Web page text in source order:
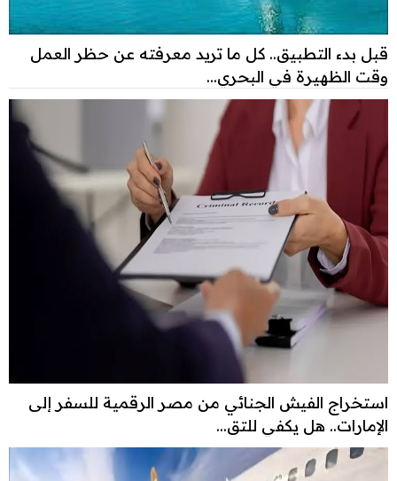
قبل بدء التطبيق.. كل ما تريد معرفته عن حظر العمل
وقت الظهيرة في البحري...
استخراج الفيش الجنائي من مصر الرقمية للسفر إلى
الإمارات.. هل يكفي للتق...